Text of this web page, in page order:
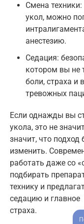
Смена
укол, можно
анестезию.
Седация:
котором вы не
боли, страха и
тревожных
Если однажды вы
укола, это не
значит, что
изменить.
работать даже со
подбирать
технику и
седацию и главное
страха.